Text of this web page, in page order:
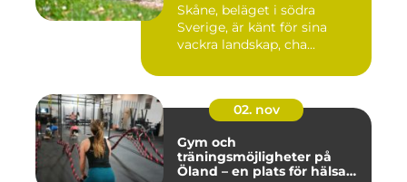
Skåne, beläget i södra
Sverige, är känt för sina
vackra landskap, cha...
02. nov
Gym och
träningsmöjligheter på
Öland – en plats för hälsa